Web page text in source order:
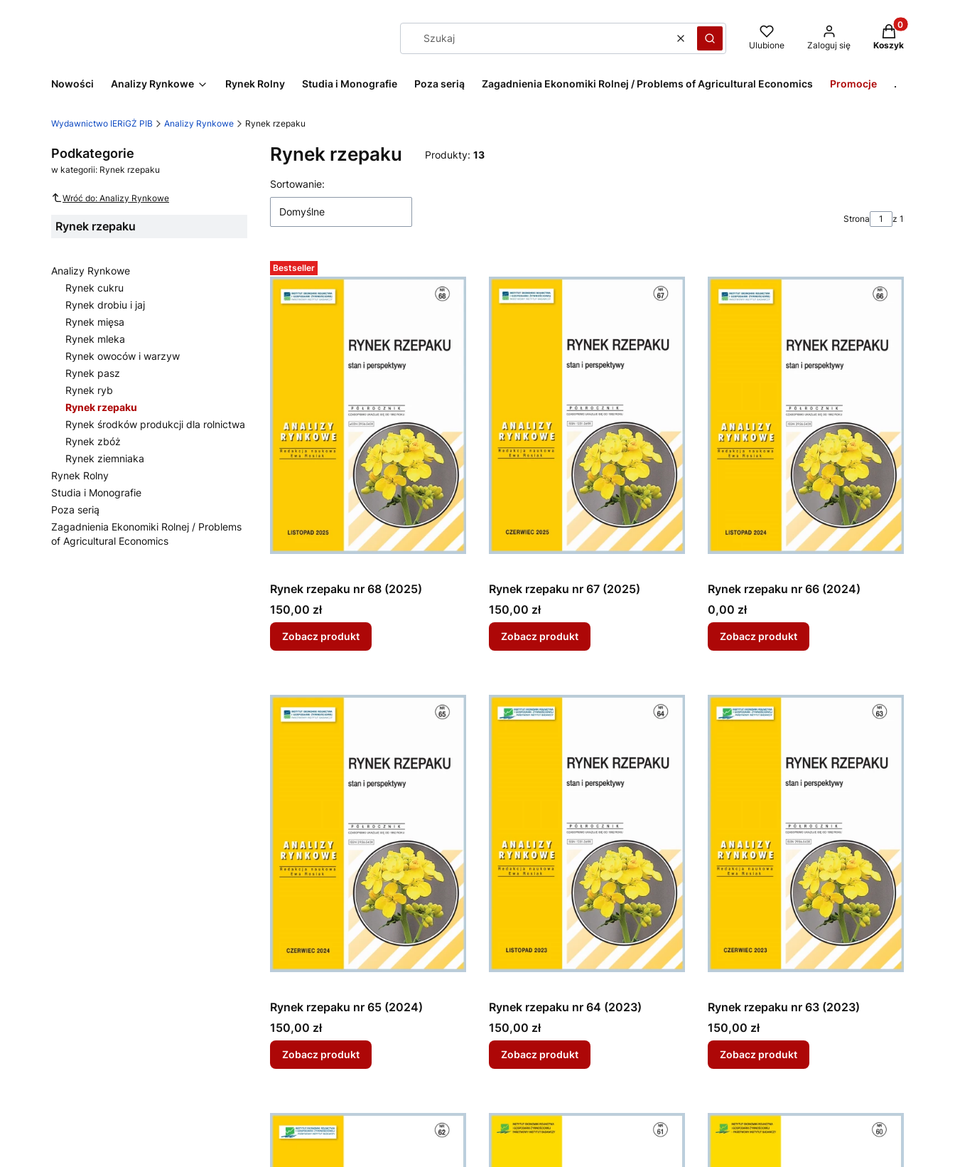
WyczyśćSzukaj Ulubione Zaloguj się
Produkty w
Koszyk
Nowości Analizy Rynkowe Rynek Rolny Studia i Monografie Poza serią Zagadnienia Ekonomiki Rolnej / Problems of Agricultural Economics Promocje .
Wydawnictwo IERiGŻ PIB Analizy Rynkowe Rynek rzepaku
Podkategorie
w kategorii: Rynek rzepaku
Wróć do: Analizy Rynkowe
Rynek rzepaku
Analizy Rynkowe
Rynek cukru
Rynek drobiu i jaj
Rynek mięsa
Rynek mleka
Rynek owoców i warzyw
Rynek pasz
Rynek ryb
Rynek rzepaku
Rynek środków produkcji dla rolnictwa
Rynek zbóż
Rynek ziemniaka
Rynek Rolny
Studia i Monografie
Poza serią
Zagadnienia Ekonomiki Rolnej / Problems
of Agricultural Economics
Rynek rzepaku Produkty: 13
Lista produktów
Sortowanie:
Domyślne
Strona z 1
Bestseller
Rynek rzepaku nr 68 (2025)
Cena
150,00 zł
Zobacz produkt
Rynek rzepaku nr 67 (2025)
Cena
150,00 zł
Zobacz produkt
Rynek rzepaku nr 66 (2024)
Cena
0,00 zł
Zobacz produkt
Rynek rzepaku nr 65 (2024)
Cena
150,00 zł
Zobacz produkt
Rynek rzepaku nr 64 (2023)
Cena
150,00 zł
Zobacz produkt
Rynek rzepaku nr 63 (2023)
Cena
150,00 zł
Zobacz produkt